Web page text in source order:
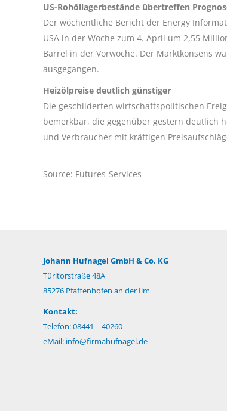
US-Rohöllagerbestände übertreffen
Der wöchentliche Bericht der Energy
USA in der Woche zum 4. April um 2,55
Barrel in der Vorwoche. Der Marktkonsens
ausgegangen.
Heizölpreise deutlich günstiger
Die geschilderten wirtschaftspolitischen
bemerkbar, die gegenüber gestern deutlich
und Verbraucher mit kräftigen
Source: Futures-Services
Johann Hufnagel GmbH & Co. KG
Türltorstraße 48A
85276 Pfaffenhofen an der Ilm
Kontakt:
Telefon: 08441 – 40260
eMail: info@firmahufnagel.de